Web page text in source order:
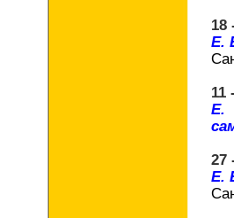
18
Е.
11
Е.
27
Е.